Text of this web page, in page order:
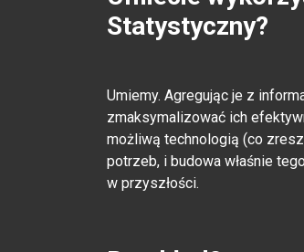
Statystyczny?
Umiemy. Agregując je z
zmaksymalizować ich
możliwą technologią (co
potrzeb, i budowa właśnie
w przyszłości.